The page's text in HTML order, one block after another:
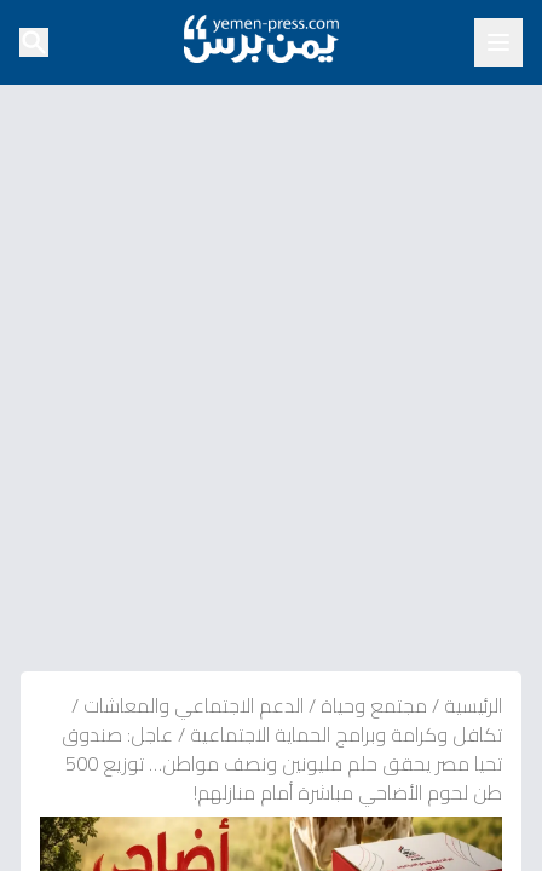
الرئيسية/مجتمع وحياة/الدعم الاجتماعي والمعاشات/
تكافل وكرامة وبرامج الحماية الاجتماعية/عاجل: صندوق
تحيا مصر يحقق حلم مليونين ونصف مواطن… توزيع 500
طن لحوم الأضاحي مباشرة أمام منازلهم!